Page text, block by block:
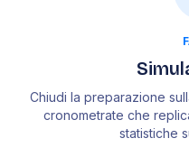
Chiudi la preparazione
cronometrate che
statistiche